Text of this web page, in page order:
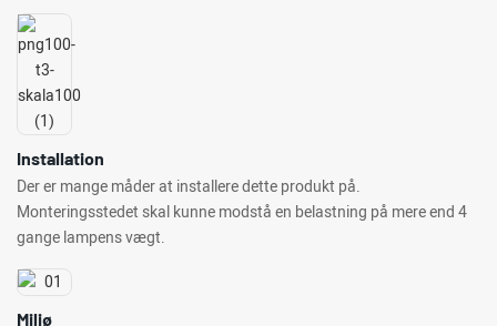
Installation
Der er mange måder at installere dette produkt på.
Monteringsstedet skal kunne modstå en belastning på mere end 4
gange lampens vægt.
Miljø